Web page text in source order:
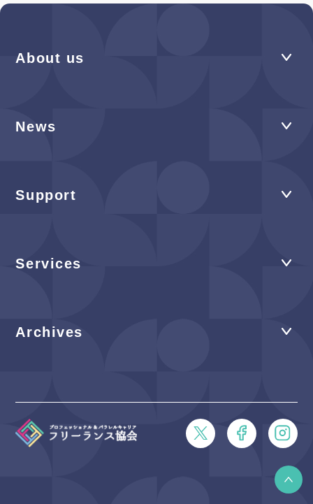
About us
News
Support
Services
Archives